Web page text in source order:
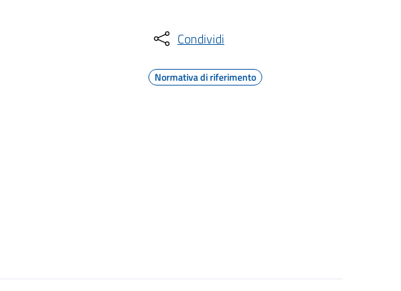
Condividi
Normativa di riferimento